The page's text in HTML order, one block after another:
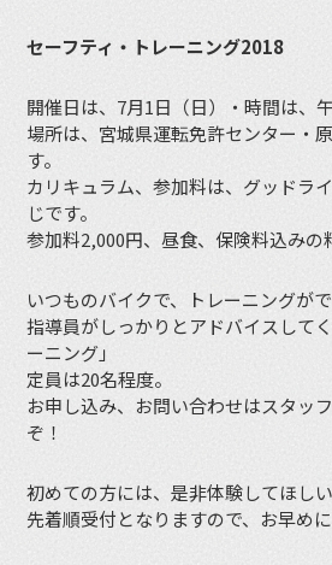
セーフティ・トレーニング2018
開催日は、7月1日（日）・時間は、
場所は、宮城県運転免許センター・
す。
カリキュラム、参加料は、グッドラ
じです。
参加料2,000円、昼食、保険料込みの
いつものバイクで、トレーニングが
指導員がしっかりとアドバイスして
ーニング」
定員は20名程度。
お申し込み、お問い合わせはスタッ
ぞ！
初めての方には、是非体験してほしい
先着順受付となりますので、お早め